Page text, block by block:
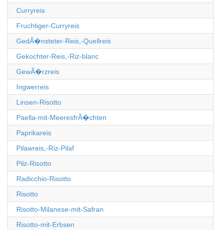
Curryreis
Fruchtiger-Curryreis
GedÃ�nsteter-Reis,-Quellreis
Gekochter-Reis,-Riz-blanc
GewÃ�rzreis
Ingwerreis
Linsen-Risotto
Paella-mit-MeeresfrÃ�chten
Paprikareis
Pilawreis,-Riz-Pilaf
Pilz-Risotto
Radicchio-Risotto
Risotto
Risotto-Milanese-mit-Safran
Risotto-mit-Erbsen